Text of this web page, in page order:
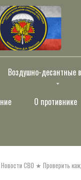
Воздушно-десантные
О противнике
Новости СВО ★ Проверить